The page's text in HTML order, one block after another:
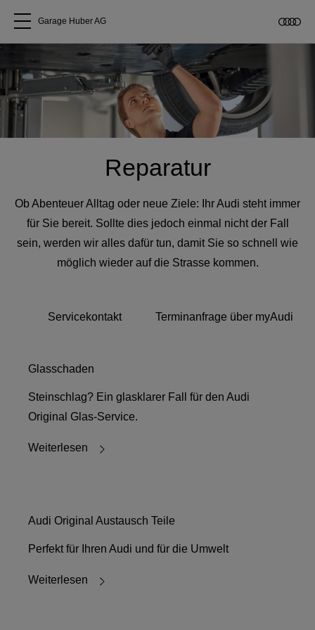
Alle Modelle
Über uns
Garage Huber AG
Reparatur
Ob Abenteuer Alltag oder neue Ziele: Ihr Audi steht immer
für Sie bereit. Sollte dies jedoch einmal nicht der Fall
sein, werden wir alles dafür tun, damit Sie so schnell wie
möglich wieder auf die Strasse kommen.
Servicekontakt Terminanfrage über myAudi
Glasschaden
Steinschlag? Ein glasklarer Fall für den Audi
Original Glas-Service.
Weiterlesen
Audi Original Austausch Teile
Perfekt für Ihren Audi und für die Umwelt
Weiterlesen